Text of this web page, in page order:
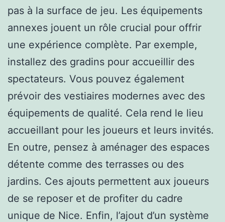
pas à la surface de jeu. Les équipements
annexes jouent un rôle crucial pour offrir
une expérience complète. Par exemple,
installez des gradins pour accueillir des
spectateurs. Vous pouvez également
prévoir des vestiaires modernes avec des
équipements de qualité. Cela rend le lieu
accueillant pour les joueurs et leurs invités.
En outre, pensez à aménager des espaces
détente comme des terrasses ou des
jardins. Ces ajouts permettent aux joueurs
de se reposer et de profiter du cadre
unique de Nice. Enfin, l’ajout d’un système